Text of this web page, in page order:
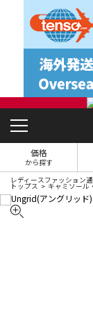
価格
から探す
レディースファッション
トップス キャミソール